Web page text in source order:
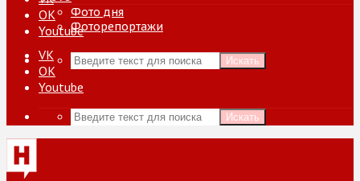
ОК
Youtube
Искать
Фото дня
Фоторепортажи
VK
ОК
Youtube
Искать